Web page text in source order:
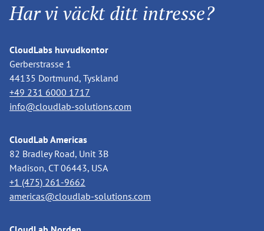
Har vi väckt ditt intresse?
CloudLabs huvudkontor
Gerberstrasse 1
44135 Dortmund, Tyskland
+49 231 6000 1717
info@cloudlab-solutions.com
CloudLab Americas
82 Bradley Road, Unit 3B
Madison, CT 06443, USA
+1 (475) 261-9662
americas@cloudlab-solutions.com